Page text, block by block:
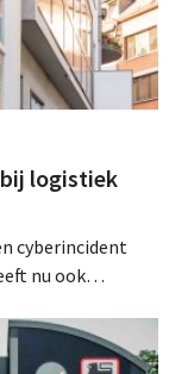
logistiek
cyberincident
nu ook
en